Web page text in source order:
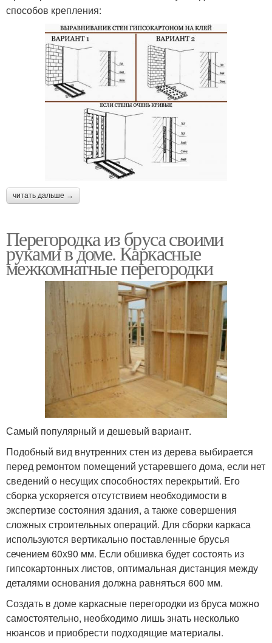
способов крепления:
читать дальше →
Перегородка из бруса своими
руками в доме. Каркасные
межкомнатные перегородки
Самый популярный и дешевый вариант.
Подобный вид внутренних стен из дерева выбирается
перед ремонтом помещений устаревшего дома, если нет
сведений о несущих способностях перекрытий. Его
сборка ускоряется отсутствием необходимости в
экспертизе состояния здания, а также совершения
сложных строительных операций. Для сборки каркаса
используются вертикально поставленные брусья
сечением 60х90 мм. Если обшивка будет состоять из
гипсокартонных листов, оптимальная дистанция между
деталями основания должна равняться 600 мм.
Создать в доме каркасные перегородки из бруса можно
самостоятельно, необходимо лишь знать несколько
нюансов и приобрести подходящие материалы.